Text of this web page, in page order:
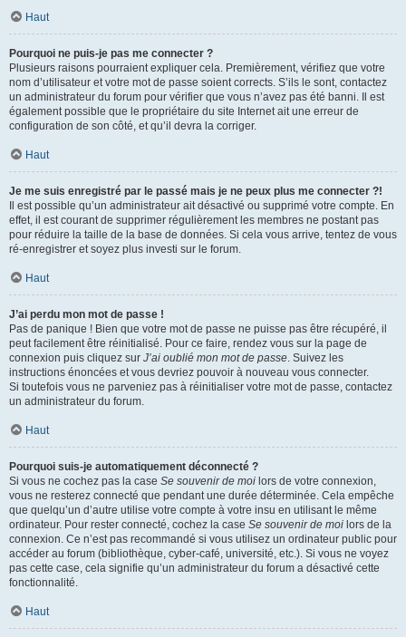
Haut
Pourquoi ne puis-je pas me connecter ?
Plusieurs raisons pourraient expliquer cela. Premièrement, vérifiez que votre
nom d’utilisateur et votre mot de passe soient corrects. S’ils le sont, contactez
un administrateur du forum pour vérifier que vous n’avez pas été banni. Il est
également possible que le propriétaire du site Internet ait une erreur de
configuration de son côté, et qu’il devra la corriger.
Haut
Je me suis enregistré par le passé mais je ne peux plus me connecter ?!
Il est possible qu’un administrateur ait désactivé ou supprimé votre compte. En
effet, il est courant de supprimer régulièrement les membres ne postant pas
pour réduire la taille de la base de données. Si cela vous arrive, tentez de vous
ré-enregistrer et soyez plus investi sur le forum.
Haut
J’ai perdu mon mot de passe !
Pas de panique ! Bien que votre mot de passe ne puisse pas être récupéré, il
peut facilement être réinitialisé. Pour ce faire, rendez vous sur la page de
connexion puis cliquez sur J’ai oublié mon mot de passe. Suivez les
instructions énoncées et vous devriez pouvoir à nouveau vous connecter.
Si toutefois vous ne parveniez pas à réinitialiser votre mot de passe, contactez
un administrateur du forum.
Haut
Pourquoi suis-je automatiquement déconnecté ?
Si vous ne cochez pas la case Se souvenir de moi lors de votre connexion,
vous ne resterez connecté que pendant une durée déterminée. Cela empêche
que quelqu’un d’autre utilise votre compte à votre insu en utilisant le même
ordinateur. Pour rester connecté, cochez la case Se souvenir de moi lors de la
connexion. Ce n’est pas recommandé si vous utilisez un ordinateur public pour
accéder au forum (bibliothèque, cyber-café, université, etc.). Si vous ne voyez
pas cette case, cela signifie qu’un administrateur du forum a désactivé cette
fonctionnalité.
Haut